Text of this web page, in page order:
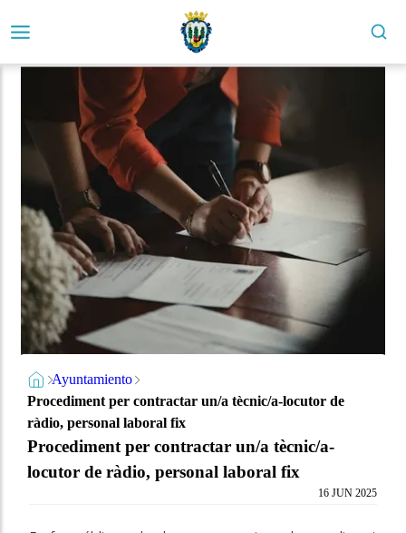
Ayuntamiento
Procediment per contractar un/a tècnic/a-locutor de
ràdio, personal laboral fix
Procediment per contractar un/a tècnic/a-
locutor de ràdio, personal laboral fix
16 JUN 2025